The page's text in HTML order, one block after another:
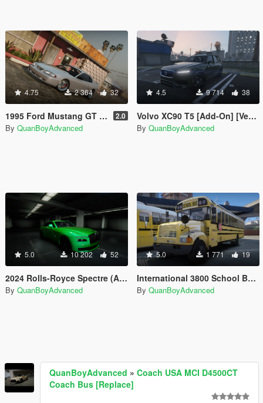
4.75 2 364 32
1995 Ford Mustang GT [Add-On] 2.0
By QuanBoyAdvanced
4.5 9 714 38
Volvo XC90 T5 [Add-On] [VehFuncsV] [OEM WHEELS]
By QuanBoyAdvanced
5.0 10 202 52
2024 Rolls-Royce Spectre (ADDON VEH FUNCS)
By QuanBoyAdvanced
5.0 1 771 19
International 3800 School Bus Addon ELS/NON ELS
By QuanBoyAdvanced
QuanBoyAdvanced » Coach USA MCI D4500CT
Coach Bus [Replace]